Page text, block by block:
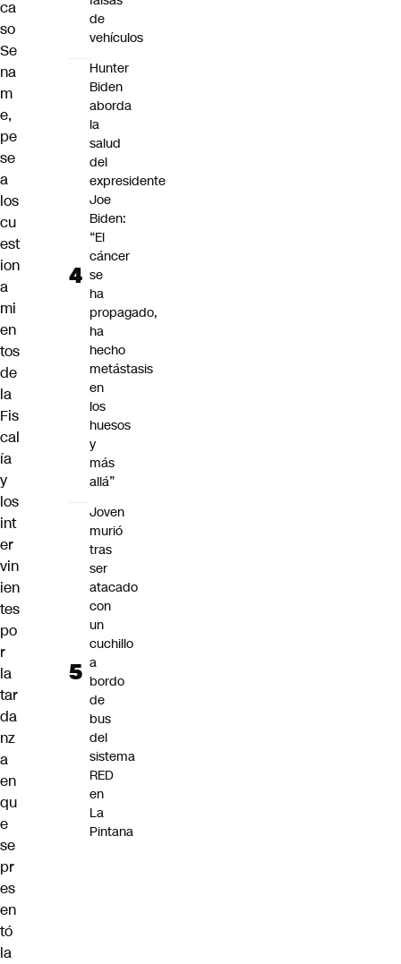
ca
so
Se
na
m
e,
pe
se
a
los
cu
est
ion
a
mi
en
tos
de
la
Fis
cal
ía
y
los
int
er
vin
ien
tes
po
r
la
tar
da
nz
a
en
qu
e
se
pr
es
en
tó
la
de
vehículos
Hunter
Biden
aborda
la
salud
del
expresidente
Joe
Biden:
“El
cáncer
se
ha
propagado,
ha
hecho
metástasis
en
los
huesos
y
más
allá”
Joven
murió
tras
ser
atacado
con
un
cuchillo
a
bordo
de
bus
del
sistema
RED
en
La
Pintana